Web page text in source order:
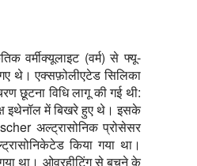
वर्मीक्यूलाइट (वर्म) से फ्यू-
थे। एक्सफ़ोलीएटेड सिलिका
छूटना विधि लागू की गई थी:
इथेनॉल में बिखरे हुए थे। इसके
अल्ट्रासोनिक प्रोसेसर
किया गया था।
था। ओवरहीटिंग से बचने के